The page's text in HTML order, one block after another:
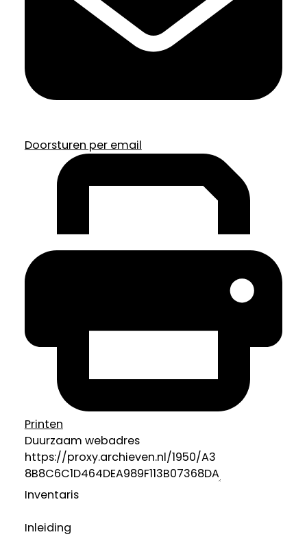
Doorsturen per email
Printen
Duurzaam webadres
Inventaris
Inleiding